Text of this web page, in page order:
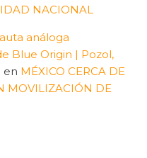
NACIONAL
análoga
Blue Origin | Pozol,
en MÉXICO CERCA DE
MOVILIZACIÓN DE